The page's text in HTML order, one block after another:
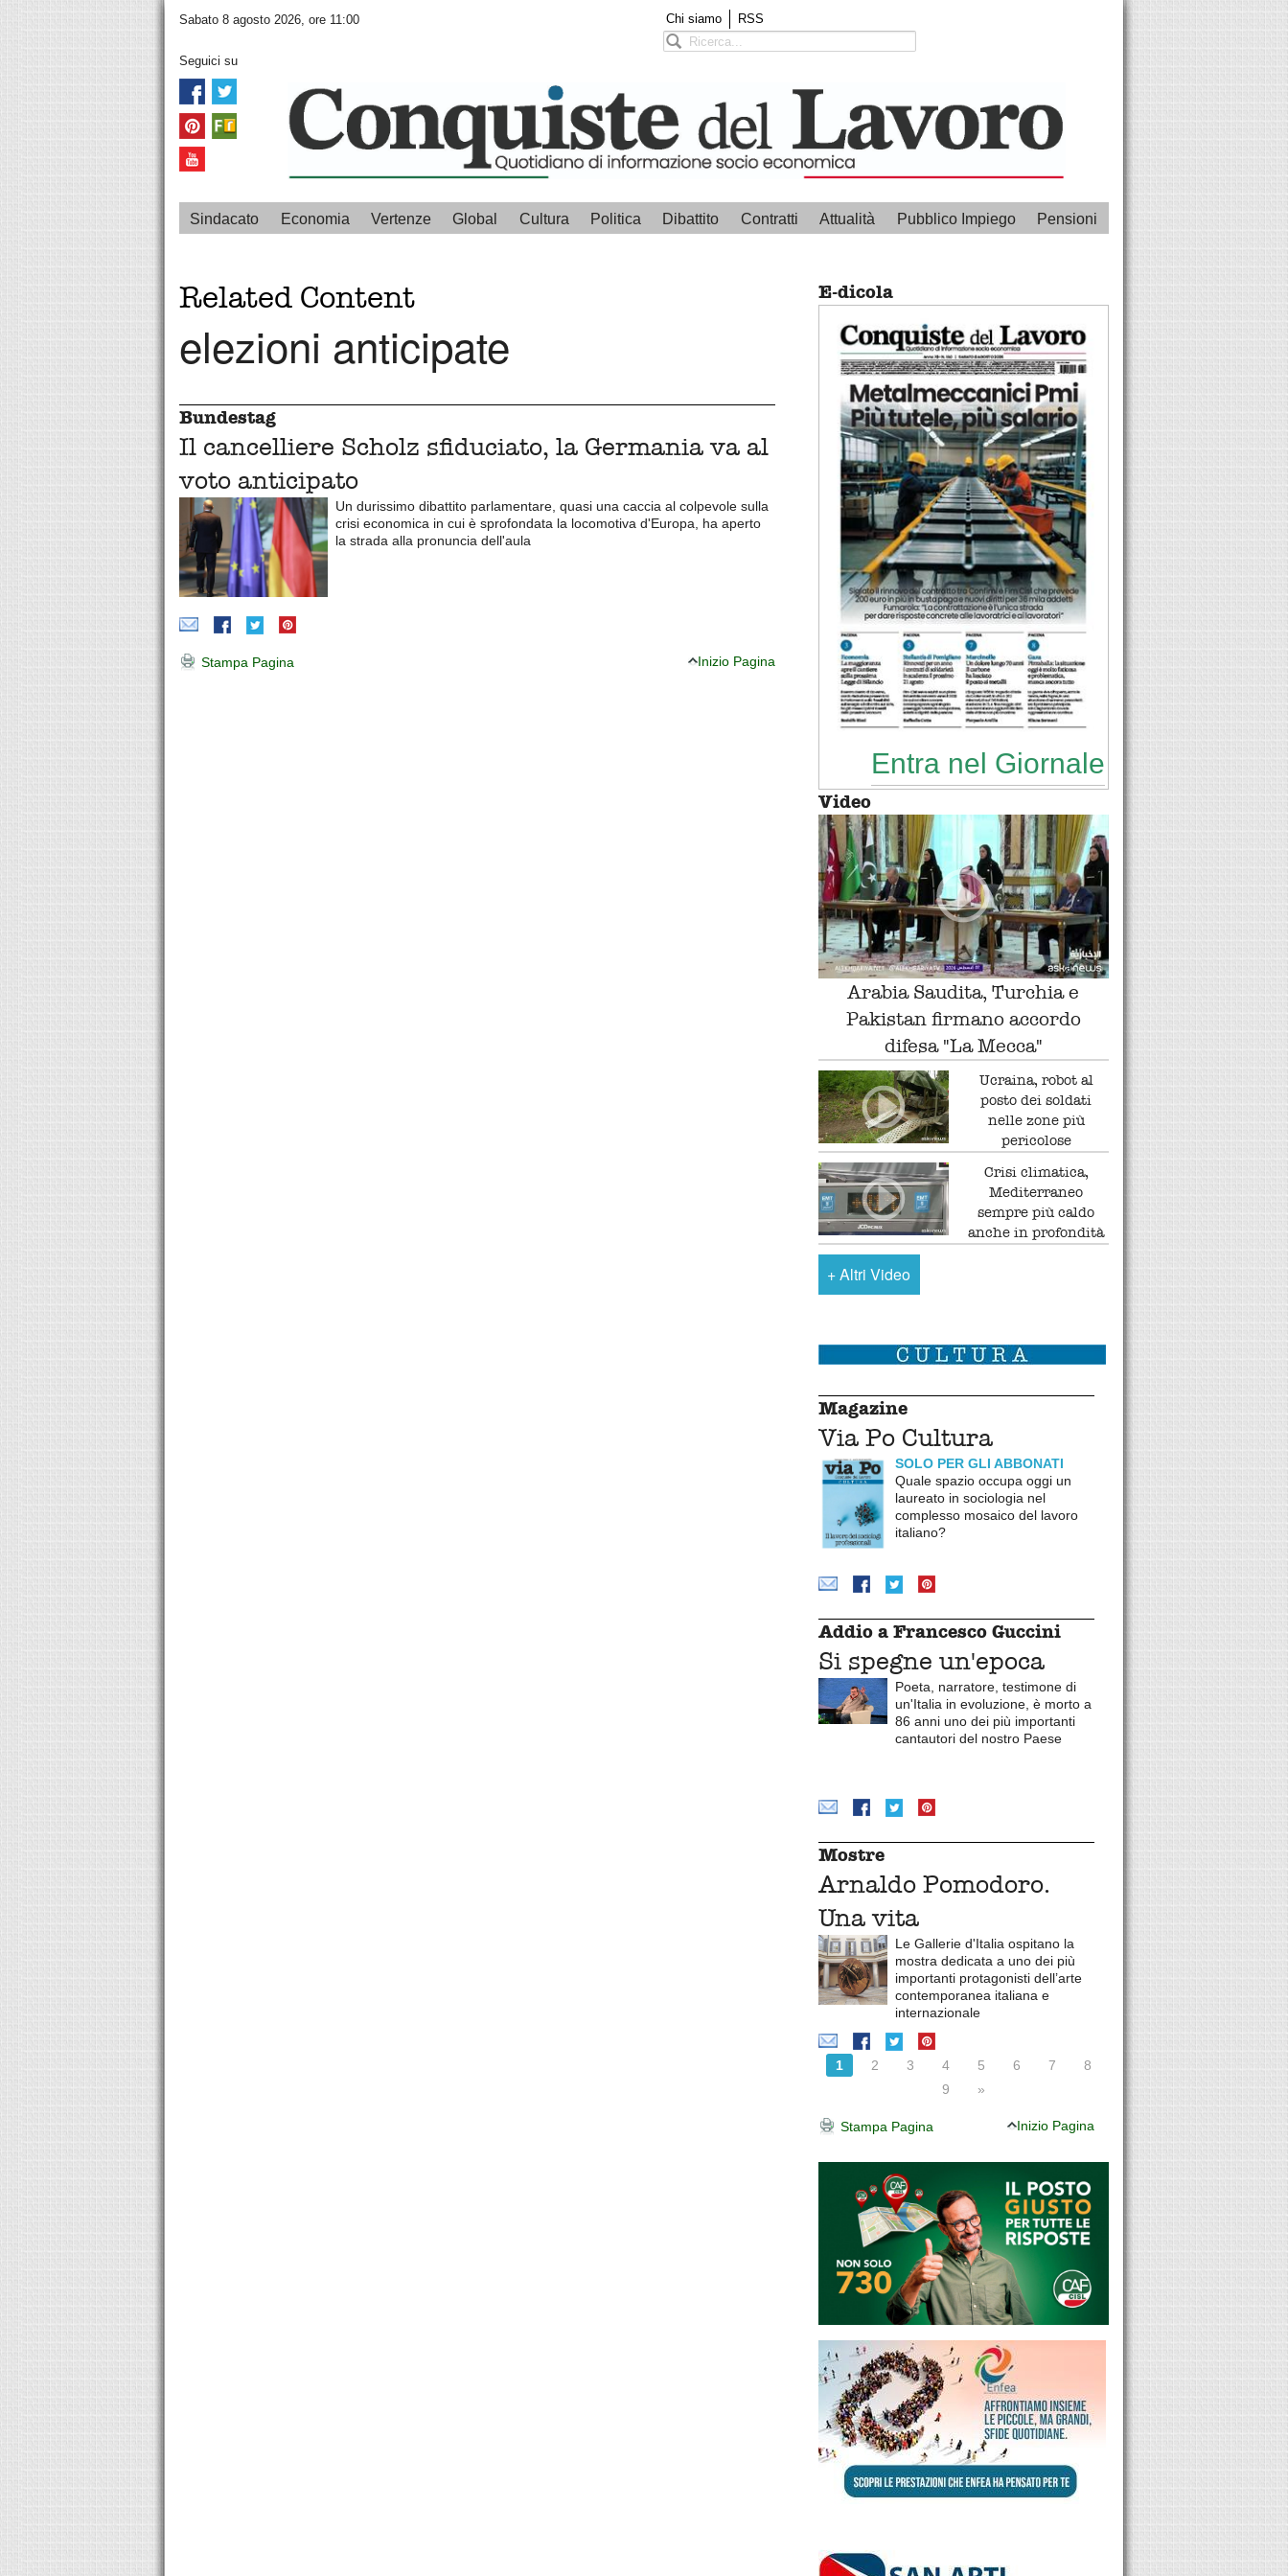
Sabato 8 agosto 2026, ore 11:00 Chi siamo RSS
Seguici su
Sindacato Economia Vertenze Global Cultura Politica Dibattito Contratti Attualità Pubblico Impiego Pensioni
Related Content
elezioni anticipate
Bundestag
Il cancelliere Scholz sfiduciato, la Germania va al
voto anticipato
Un durissimo dibattito parlamentare, quasi una caccia al colpevole sulla
crisi economica in cui è sprofondata la locomotiva d'Europa, ha aperto
la strada alla pronuncia dell'aula
Stampa Pagina Inizio Pagina
E-dicola
Entra nel Giornale
Video
Arabia Saudita, Turchia e
Pakistan firmano accordo
difesa "La Mecca"
Ucraina, robot al
posto dei soldati
nelle zone più
pericolose
Crisi climatica,
Mediterraneo
sempre più caldo
anche in profondità
+Altri Video
Magazine
Via Po Cultura
SOLO PER GLI ABBONATI
Quale spazio occupa oggi un
laureato in sociologia nel
complesso mosaico del lavoro
italiano?
Addio a Francesco Guccini
Si spegne un'epoca
Poeta, narratore, testimone di
un'Italia in evoluzione, è morto a
86 anni uno dei più importanti
cantautori del nostro Paese
Mostre
Arnaldo Pomodoro.
Una vita
Le Gallerie d'Italia ospitano la
mostra dedicata a uno dei più
importanti protagonisti dell’arte
contemporanea italiana e
internazionale
1 2 3 4 5 6 7
8
9
»
Stampa Pagina Inizio Pagina